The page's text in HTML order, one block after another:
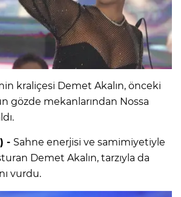
kraliçesi Demet Akalın, önceki
gözde mekanlarından Nossa
- Sahne enerjisi ve samimiyetiyle
Demet Akalın, tarzıyla da
vurdu.